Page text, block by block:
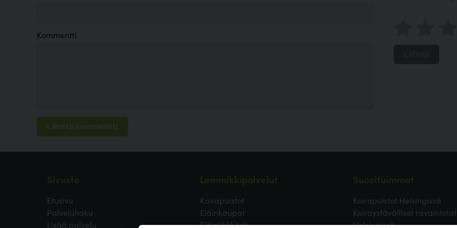
Kommentti
Etusivu
Palveluhaku
Lisää palvelu
Koirapuistot
Eläinkaupat
Eläinlääkärit
Koirapuistot Helsingissä
Koiraystävälliset ravaintolat
Helsingissä